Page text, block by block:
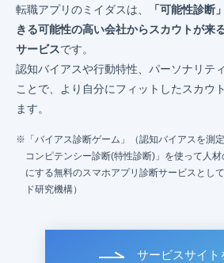
転職アプリのミイダスは、
「可能性診断
きる可能性の高い会社からスカウトが来
サービスです。
認知バイアスや行動特性、パーソナリテ
ことで、より自分にフィットしたスカウ
ます。
「バイアス診断ゲーム」（認知バイアスを測
コンピテンシー診断(特性診断)」を使って人
にする無料のスマホアプリ診断サービスとし
ド研究機構）
サービスサイト